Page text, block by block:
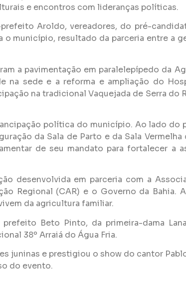
e encontros com lideranças políticas.
Aroldo, vereadores, do pré-
município, resultado da parceria entre a
a pavimentação em paralelepípedo da
na sede e a reforma e ampliação do
na tradicional Vaquejada de Serra do
política do município. Ao lado do
da Sala de Parto e da Sala
de seu mandato para fortalecer a
desenvolvida em parceria com a
Regional (CAR) e o Governo da Bahia.
da agricultura familiar.
Beto Pinto, da primeira-dama
38º Arraiá do Água Fria.
juninas e prestigiou o show do cantor
do evento.